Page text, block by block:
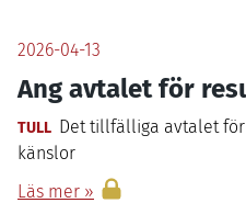
2026-04-13
Ang avtalet för
TULL Det tillfälliga avtalet
känslor
Läs mer »